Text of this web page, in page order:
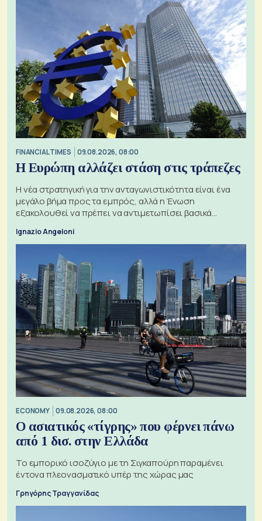
FINANCIAL TIMES 09.08.2026, 08:00
Η Ευρώπη αλλάζει στάση στις τράπεζες
Η νέα στρατηγική για την ανταγωνιστικότητα είναι ένα
μεγάλο βήμα προς τα εμπρός, αλλά η Ένωση
εξακολουθεί να πρέπει να αντιμετωπίσει βασικά
Ignazio Angeloni
ECONOMY 09.08.2026, 08:00
Ο ασιατικός «τίγρης» που φέρνει πάνω
από 1 δισ. στην Ελλάδα
Το εμπορικό ισοζύγιο με τη Σιγκαπούρη παραμένει
έντονα πλεονασματικό υπέρ της χώρας μας
Γρηγόρης Τραγγανίδας